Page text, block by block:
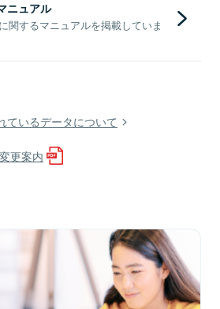
ニュアル
関するマニュアルを掲載していま
ているデータについて
更案内